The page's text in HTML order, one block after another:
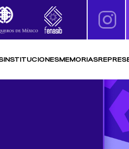
INSTITUCIONESMEMORIAS